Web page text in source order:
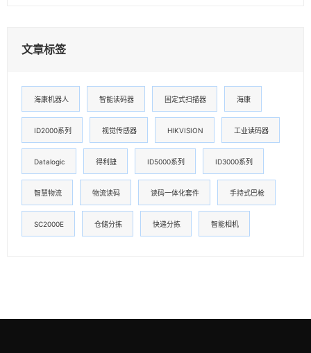
文章标签
海康机器人 智能读码器 固定式扫描器 海康
ID2000系列 视觉传感器 HIKVISION 工业读码器
Datalogic 得利捷 ID5000系列 ID3000系列
智慧物流 物流读码 读码一体化套件 手持式巴枪
SC2000E 仓储分拣 快递分拣 智能相机